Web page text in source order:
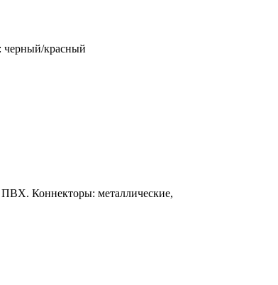
черный/красный
Коннекторы: металлические,